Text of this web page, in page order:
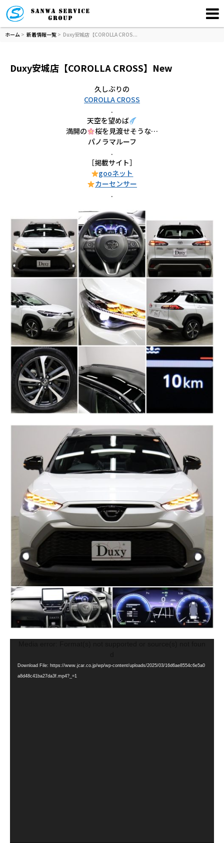
ホーム > 新着情報一覧 > Duxy安城店【COROLLA CROS...
Duxy安城店【COROLLA CROSS】New
久しぶりの
COROLLA CROSS
.
天空を望めば
満開の
桜を見渡せそうな…
パノラマルーフ
.
［掲載サイト］
gooネット
カーセンサー
.
Download File: https://www.jcar.co.jp/wp/wp-content/uploads/2025/03/16d6ae8554c6e5a0
a8d48c41ba27da3f.mp4?_=1